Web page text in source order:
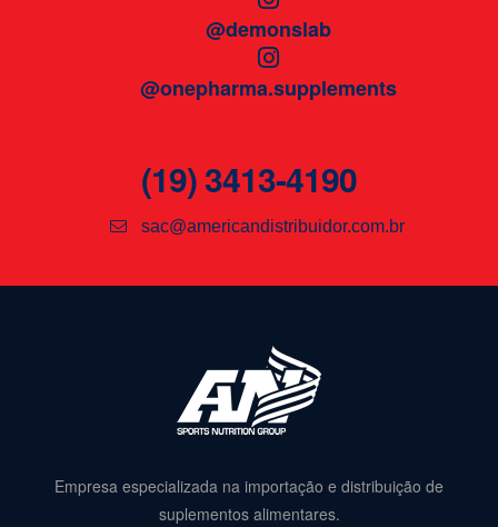
@demonslab
@onepharma.supplements
(19) 3413-4190
sac@americandistribuidor.com.br
Empresa especializada na importação e distribuição de
suplementos alimentares.